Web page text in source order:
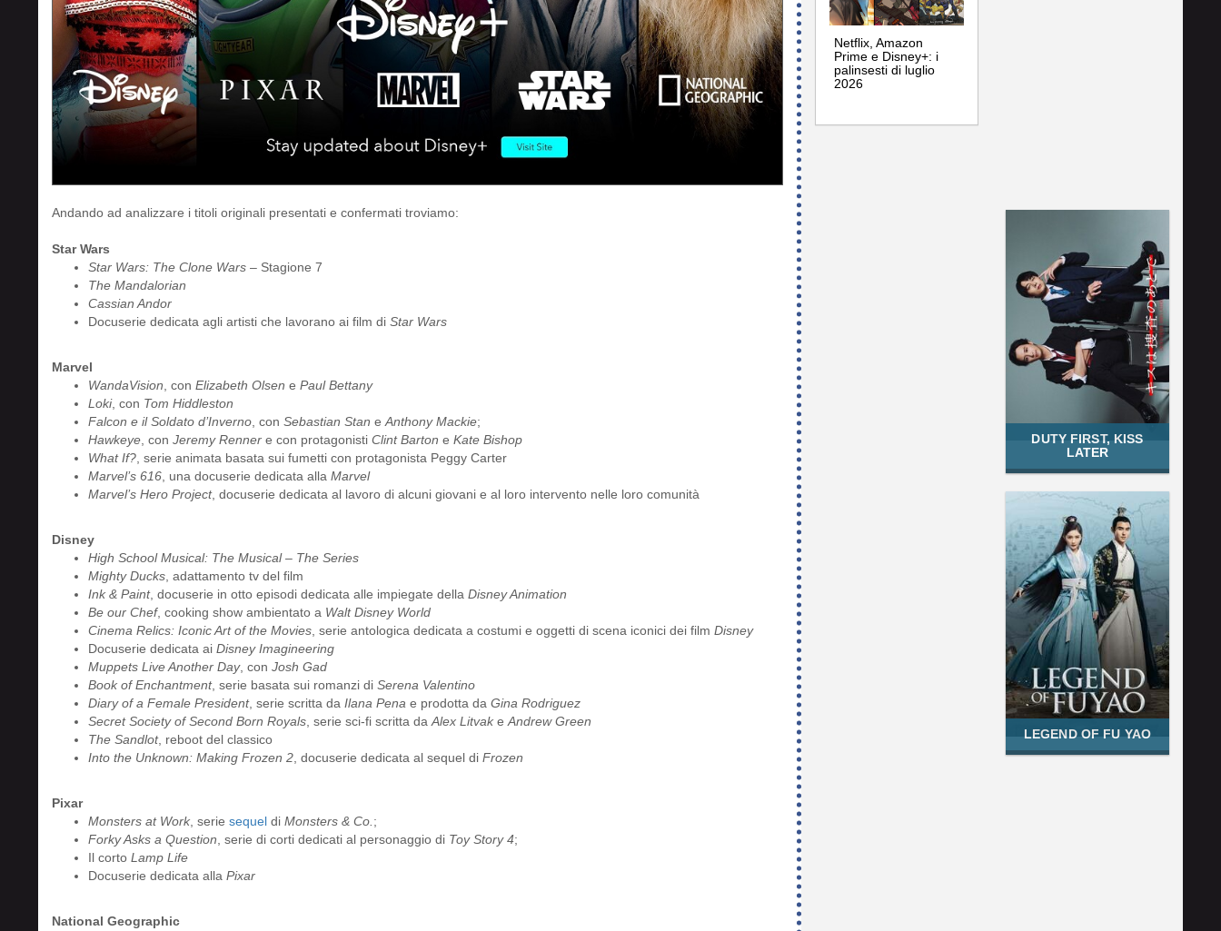
Andando ad analizzare i titoli originali presentati e confermati troviamo:
Star Wars
Star Wars: The Clone Wars – Stagione 7
The Mandalorian
Cassian Andor
Docuserie dedicata agli artisti che lavorano ai film di Star Wars
Marvel
WandaVision , con Elizabeth Olsen e Paul Bettany
Loki, con Tom Hiddleston
Falcon e il Soldato d’Inverno , con Sebastian Stan e Anthony Mackie;
Hawkeye , con Jeremy Renner e con protagonisti Clint Barton e Kate Bishop
What If? , serie animata basata sui fumetti con protagonista Peggy Carter
Marvel’s 616 , una docuserie dedicata alla Marvel
Marvel’s Hero Project, docuserie dedicata al lavoro di alcuni giovani e al loro intervento nelle loro comunità
Disney
High School Musical: The Musical – The Series
Mighty Ducks , adattamento tv del film
Ink & Paint, docuserie in otto episodi dedicata alle impiegate della Disney Animation
Be our Chef, cooking show ambientato a Walt Disney World
Cinema Relics: Iconic Art of the Movies , serie antologica dedicata a costumi e oggetti di scena iconici dei film Disney
Docuserie dedicata ai Disney Imagineering
Muppets Live Another Day, con Josh Gad
Book of Enchantment, serie basata sui romanzi di Serena Valentino
Diary of a Female President, serie scritta da Ilana Pena e prodotta da Gina Rodriguez
Secret Society of Second Born Royals , serie sci-fi scritta da Alex Litvake Andrew Green
The Sandlot, reboot del classico
Into the Unknown: Making Frozen 2 , docuserie dedicata al sequel di Frozen
Pixar
Monsters at Work, serie sequel di Monsters & Co. ;
Forky Asks a Question , serie di corti dedicati al personaggio di Toy Story 4;
Il corto Lamp Life
Docuserie dedicata alla Pixar
National Geographic
Netflix, Amazon
Prime e Disney+: i
palinsesti di luglio
2026
DUTY FIRST, KISS
LATER
LEGEND OF FU YAO